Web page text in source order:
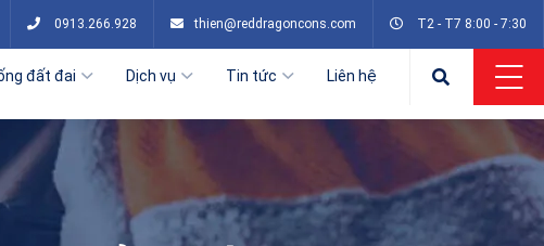
0913.266.928 thien@reddragoncons.com T2 - T7 8:00 - 7:30
đất đai Dịch vụ Tin tức Liên hệ